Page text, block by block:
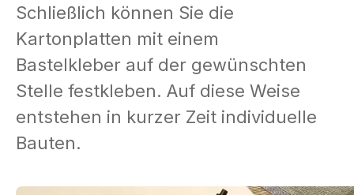
Schließlich können Sie die
Kartonplatten mit einem
Bastelkleber auf der gewünschten
Stelle festkleben. Auf diese Weise
entstehen in kurzer Zeit individuelle
Bauten.